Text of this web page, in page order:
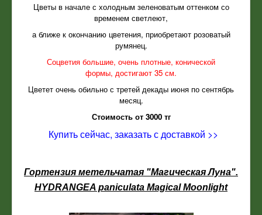
Цветы в начале с холодным зеленоватым оттенком со
временем светлеют,
а ближе к окончанию цветения, приобретают розоватый
румянец.
Соцветия большие, очень плотные, конической
формы, достигают 35 см.
Цветет очень обильно с третей декады июня по сентябрь
месяц.
Стоимость от 3000 тг
Купить сейчас, заказать с доставкой >>
Гортензия метельчатая "Магическая Луна".
HYDRANGEA paniculata Magical Moonlight